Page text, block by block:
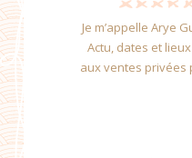
Je m’appelle Arye
Actu, dates et
aux ventes privées